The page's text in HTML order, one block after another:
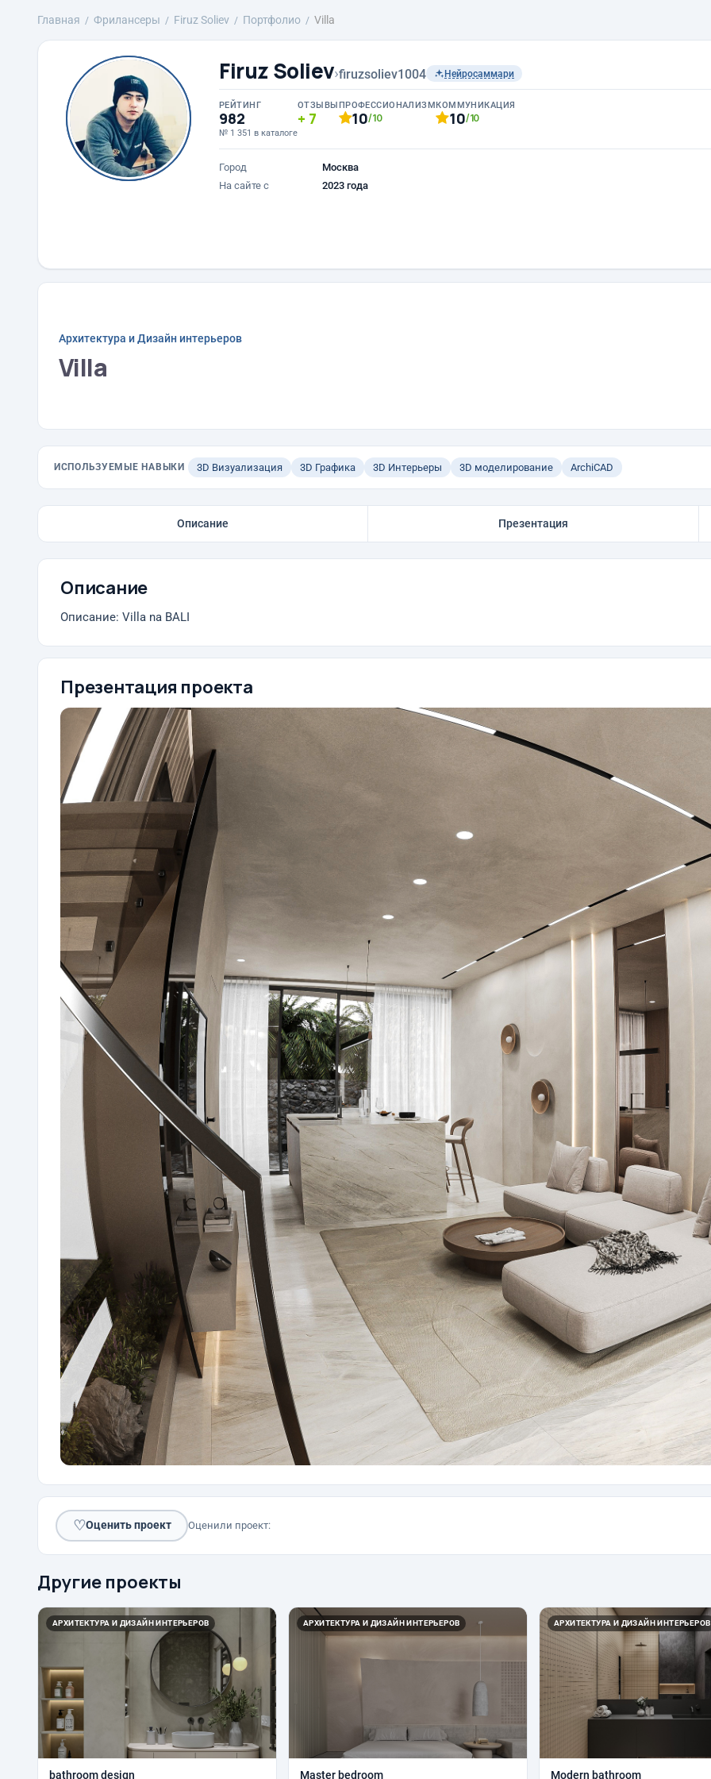
Главная Фрилансеры Firuz Soliev Портфолио Villa
Firuz Soliev›firuzsoliev1004 Нейросаммари
РЕЙТИНГ
982
№ 1 351 в каталоге
ОТЗЫВЫ
7
ПРОФЕССИОНАЛИЗМ
10/10
КОММУНИКАЦИЯ
10/10
Город
Москва
На сайте с
2023 года
Архитектура и Дизайн интерьеров
Villa
ИСПОЛЬЗУЕМЫЕ НАВЫКИ 3D Визуализация 3D Графика 3D Интерьеры 3D моделирование ArchiCAD
Описание Презентация
Описание
Описание: Villa na BALI
Презентация проекта
♡Оценить проект Оценили проект:
Другие проекты
АРХИТЕКТУРА И ДИЗАЙН ИНТЕРЬЕРОВ
bathroom design
АРХИТЕКТУРА И ДИЗАЙН ИНТЕРЬЕРОВ
Master bedroom
АРХИТЕКТУРА И ДИЗАЙН ИНТЕРЬЕРОВ
Modern bathroom